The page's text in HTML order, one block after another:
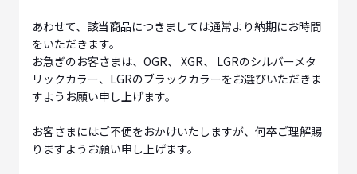
あわせて、該当商品につきましては通常より納期にお時間
をいただきます。
お急ぎのお客さまは、OGR、 XGR、 LGRのシルバーメタ
リックカラー、LGRのブラックカラーをお選びいただきま
すようお願い申し上げます。
お客さまにはご不便をおかけいたしますが、何卒ご理解賜
りますようお願い申し上げます。